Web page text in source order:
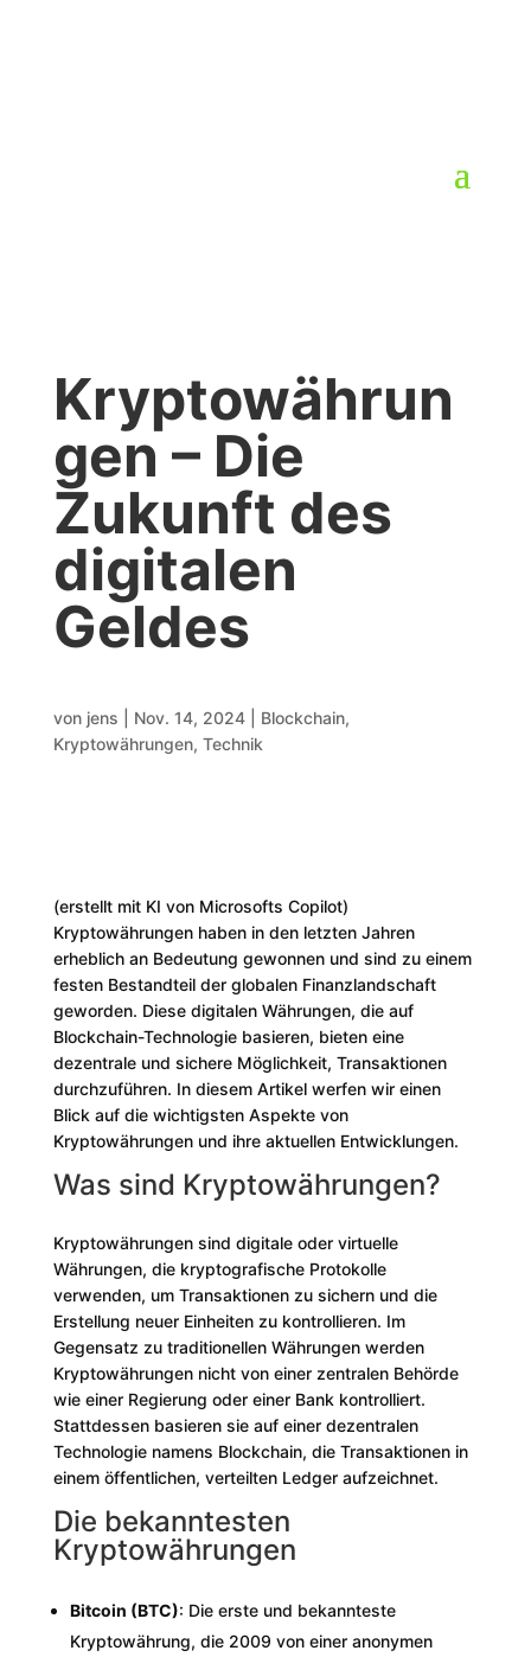
Kryptowährun
gen – Die
Zukunft des
digitalen
Geldes
von jens Nov. 14, 2024| Blockchain,
Kryptowährungen, Technik
(erstellt mit KI von Microsofts Copilot)
Kryptowährungen haben in den letzten Jahren
erheblich an Bedeutung gewonnen und sind zu einem
festen Bestandteil der globalen Finanzlandschaft
geworden. Diese digitalen Währungen, die auf
Blockchain-Technologie basieren, bieten eine
dezentrale und sichere Möglichkeit, Transaktionen
durchzuführen. In diesem Artikel werfen wir einen
Blick auf die wichtigsten Aspekte von
Kryptowährungen und ihre aktuellen Entwicklungen.
Was sind Kryptowährungen?
Kryptowährungen sind digitale oder virtuelle
Währungen, die kryptografische Protokolle
verwenden, um Transaktionen zu sichern und die
Erstellung neuer Einheiten zu kontrollieren. Im
Gegensatz zu traditionellen Währungen werden
Kryptowährungen nicht von einer zentralen Behörde
wie einer Regierung oder einer Bank kontrolliert.
Stattdessen basieren sie auf einer dezentralen
Technologie namens Blockchain, die Transaktionen in
einem öffentlichen, verteilten Ledger aufzeichnet.
Die bekanntesten
Kryptowährungen
Bitcoin (BTC): Die erste und bekannteste
Kryptowährung, die 2009 von einer anonymen